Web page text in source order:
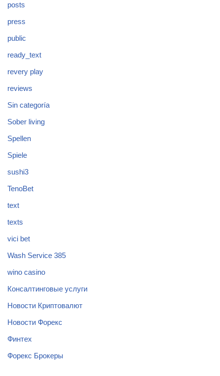
posts
press
public
ready_text
revery play
reviews
Sin categoría
Sober living
Spellen
Spiele
sushi3
TenoBet
text
texts
vici bet
Wash Service 385
wino casino
Консалтинговые услуги
Новости Криптовалют
Новости Форекс
Финтех
Форекс Брокеры